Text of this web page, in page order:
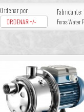
Ordenar por
ORDENAR +/-
Fabricante:
Foras Water